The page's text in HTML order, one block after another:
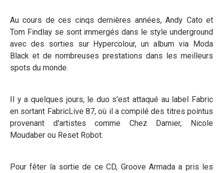
Au cours de ces cinqs dernières années, Andy Cato et
Tom Findlay se sont immergés dans le style underground
avec des sorties sur Hypercolour, un album via Moda
Black et de nombreuses prestations dans les meilleurs
spots du monde.
Il y a quelques jours, le duo s'est attaqué au label Fabric
en sortant FabricLive 87, où il a compilé des titres pointus
provenant d'artistes comme Chez Damier, Nicole
Moudaber ou Reset Robot.
Pour fêter la sortie de ce CD, Groove Armada a pris les